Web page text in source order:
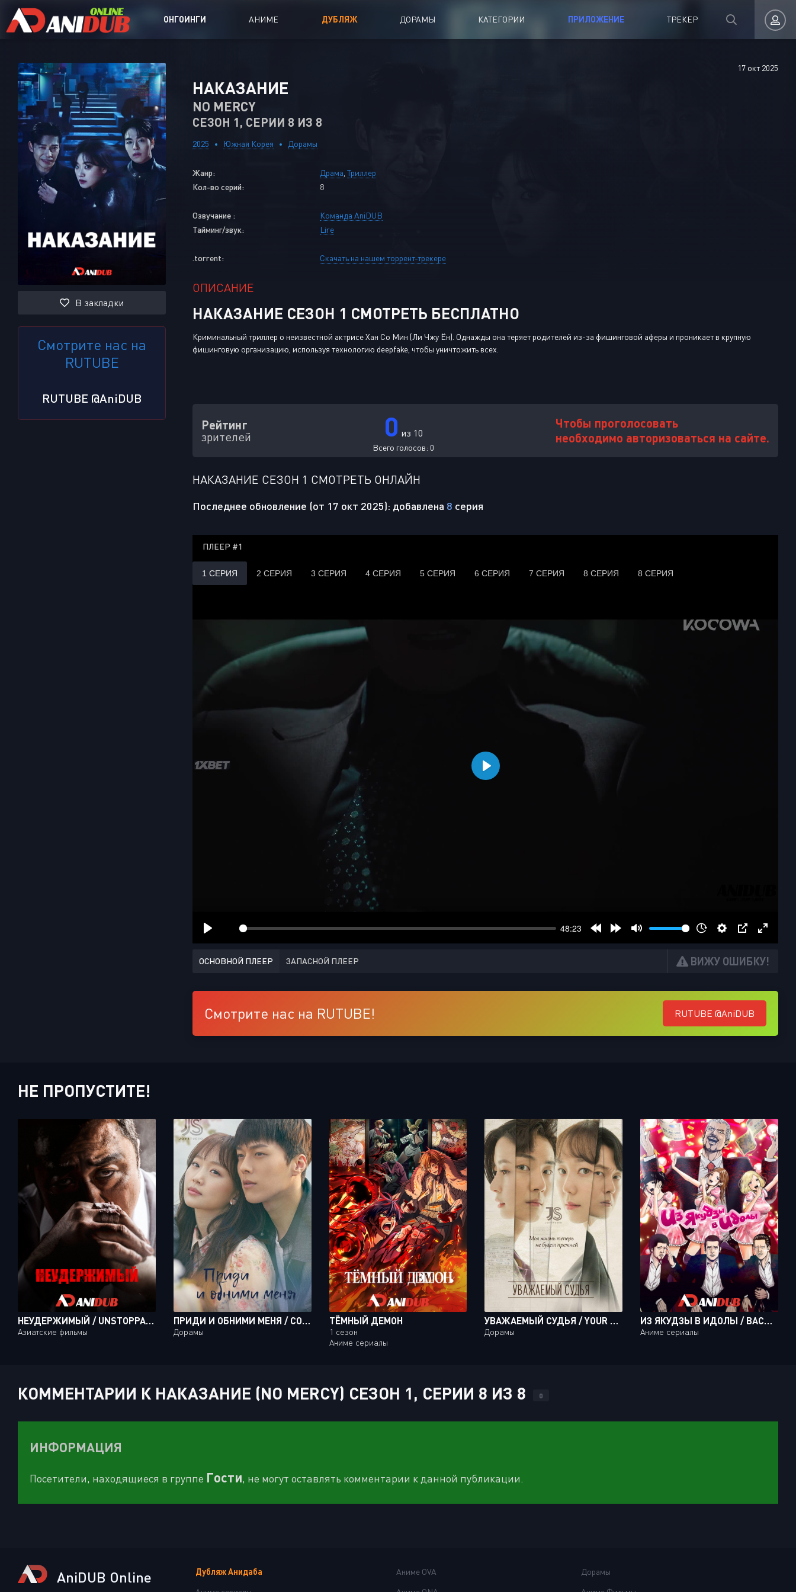
ОНГОИНГИ АНИМЕ ДУБЛЯЖ ДОРАМЫ КАТЕГОРИИ
Аниме сериалы
Аниме Ongoing
Аниме OVA
Аниме ONA
ПРИЛОЖЕНИЕ ТРЕКЕР
В закладки
Смотрите нас на
RUTUBE
RUTUBE @AniDUB
17 окт 2025
НАКАЗАНИЕ
NO MERCY
СЕЗОН 1, СЕРИИ 8 ИЗ 8
2025 Южная Корея Дорамы
Жанр: Драма Триллер
Кол-во серий:
8
Озвучание :
Команда AniDUB
Тайминг/звук:
Lire
.torrent: Скачать на нашем торрент-трекере
ОПИСАНИЕ
НАКАЗАНИЕ СЕЗОН 1 СМОТРЕТЬ БЕСПЛАТНО
Криминальный триллер о неизвестной актрисе Хан Со Мин (Ли Чжу Ён). Однажды она теряет родителей из-за фишинговой аферы и проникает в крупную
фишинговую организацию, используя технологию deepfake, чтобы уничтожить всех.
Рейтинг
зрителей 0 из 10
Всего голосов: 0
Чтобы проголосовать
необходимо авторизоваться на сайте.
НАКАЗАНИЕ СЕЗОН 1 СМОТРЕТЬ ОНЛАЙН
Последнее обновление (от 17 окт 2025): добавлена 8 серия
ПЛЕЕР #1
ОСНОВНОЙ ПЛЕЕР ЗАПАСНОЙ ПЛЕЕР ВИЖУ ОШИБКУ!
Смотрите нас на RUTUBE! RUTUBE @AniDUB
НЕ ПРОПУСТИТЕ!
НЕУДЕРЖИМЫЙ / UNSTOPPABLE
Азиатские фильмы
ПРИДИ И ОБНИМИ МЕНЯ / COME AND HUG ME [20 ИЗ 32]
Дорамы
ТЁМНЫЙ ДЕМОН
1 сезон
Аниме сериалы
УВАЖАЕМЫЙ СУДЬЯ / YOUR HONOR [16 ИЗ 16]
Дорамы
ИЗ ЯКУДЗЫ В ИДОЛЫ / BACK STREET GIRLS: GOKU DOLLS [10 ИЗ 10]
Аниме сериалы
КОММЕНТАРИИ К НАКАЗАНИЕ (NO MERCY) СЕЗОН 1, СЕРИИ 8 ИЗ 8 0
ИНФОРМАЦИЯ
Посетители, находящиеся в группе Гости, не могут оставлять комментарии к данной публикации.
AniDUB Online
Дубляж Анидаба
Аниме OVA
Дорамы